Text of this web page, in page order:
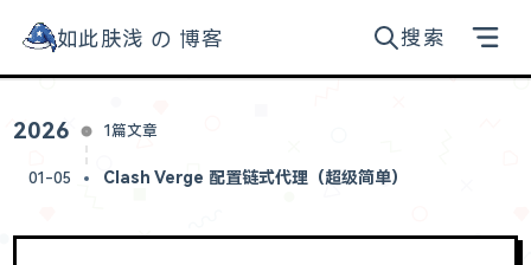
如此肤浅的博客
归档
工具
如此肤浅 の 博客 搜索
2026 1篇文章
01-05 Clash Verge 配置链式代理（超级简单）